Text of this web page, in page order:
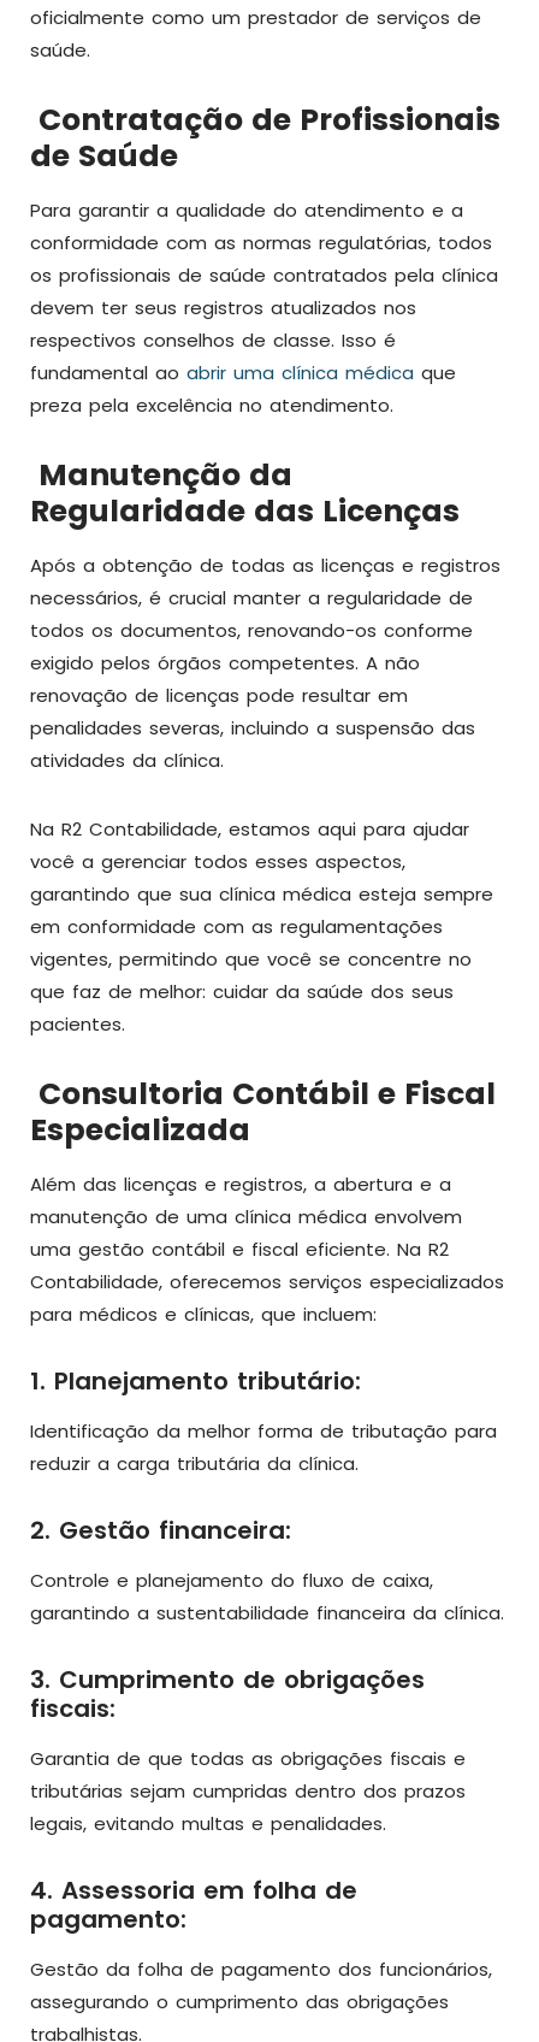
oficialmente como um prestador de serviços de
saúde.
Contratação de Profissionais
de Saúde
Para garantir a qualidade do atendimento e a
conformidade com as normas regulatórias, todos
os profissionais de saúde contratados pela clínica
devem ter seus registros atualizados nos
respectivos conselhos de classe. Isso é
fundamental ao abrir uma clínica médica que
preza pela excelência no atendimento.
Manutenção da
Regularidade das Licenças
Após a obtenção de todas as licenças e registros
necessários, é crucial manter a regularidade de
todos os documentos, renovando-os conforme
exigido pelos órgãos competentes. A não
renovação de licenças pode resultar em
penalidades severas, incluindo a suspensão das
atividades da clínica.
Na R2 Contabilidade, estamos aqui para ajudar
você a gerenciar todos esses aspectos,
garantindo que sua clínica médica esteja sempre
em conformidade com as regulamentações
vigentes, permitindo que você se concentre no
que faz de melhor: cuidar da saúde dos seus
pacientes.
Consultoria Contábil e Fiscal
Especializada
Além das licenças e registros, a abertura e a
manutenção de uma clínica médica envolvem
uma gestão contábil e fiscal eficiente. Na R2
Contabilidade, oferecemos serviços especializados
para médicos e clínicas, que incluem:
1. Planejamento tributário:
Identificação da melhor forma de tributação para
reduzir a carga tributária da clínica.
2. Gestão financeira:
Controle e planejamento do fluxo de caixa,
garantindo a sustentabilidade financeira da clínica.
3. Cumprimento de obrigações
fiscais:
Garantia de que todas as obrigações fiscais e
tributárias sejam cumpridas dentro dos prazos
legais, evitando multas e penalidades.
4. Assessoria em folha de
pagamento:
Gestão da folha de pagamento dos funcionários,
assegurando o cumprimento das obrigações
trabalhistas.